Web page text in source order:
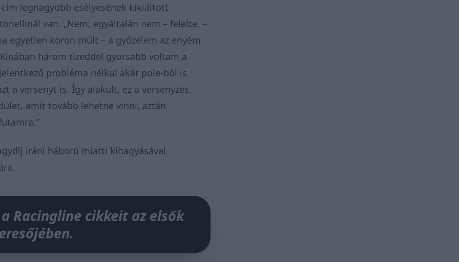
legnagyobb esélyesének kikiáltott
van. „Nem, egyáltalán nem – felelte. –
egyetlen körön múlt – a győzelem az enyém
három tizeddel gyorsabb voltam a
probléma nélkül akár pole-ból is
a versenyt is. Így alakult, ez a versenyzés.
amit tovább lehetne vinni, aztán
iráni háború miatti kihagyásával
Racingline cikkeit az elsők